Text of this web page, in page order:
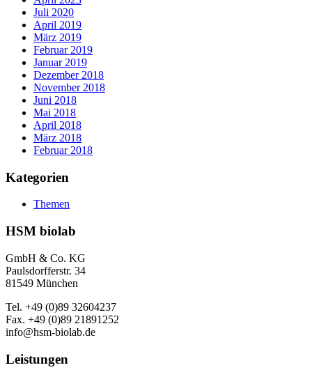
Juli 2020
April 2019
März 2019
Februar 2019
Januar 2019
Dezember 2018
November 2018
Juni 2018
Mai 2018
April 2018
März 2018
Februar 2018
Kategorien
Themen
HSM biolab
GmbH & Co. KG
Paulsdorfferstr. 34
81549 München
Tel. +49 (0)89 32604237
Fax. +49 (0)89 21891252
info@hsm-biolab.de
Leistungen